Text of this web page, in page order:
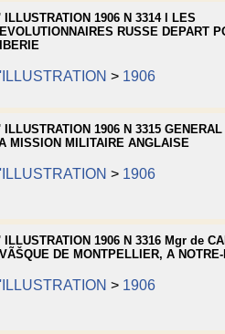
ILLUSTRATION 1906 N 3314 l LES
RUSSE DEPART
> 1906
ILLUSTRATION 1906 N 3315 GENERAL
MISSION MILITAIRE ANGLAISE
> 1906
ILLUSTRATION 1906 N 3316 Mgr de
DE MONTPELLIER, A
> 1906